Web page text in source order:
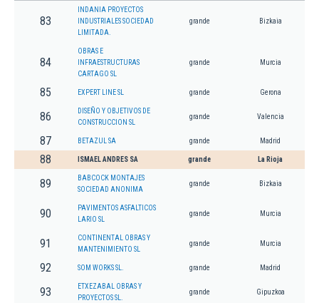
83
INDANIA PROYECTOS
INDUSTRIALES SOCIEDAD
LIMITADA.
grande Bizkaia
84
OBRAS E
INFRAESTRUCTURAS
CARTAGO SL
grande Murcia
85 EXPERT LINE SL grande Gerona
86
DISEÑO Y OBJETIVOS DE
CONSTRUCCION SL
grande Valencia
87 BETAZUL SA grande Madrid
88 ISMAEL ANDRES SA grande La Rioja
89
BABCOCK MONTAJES
SOCIEDAD ANONIMA
grande Bizkaia
90
PAVIMENTOS ASFALTICOS
LARIO SL
grande Murcia
91
CONTINENTAL OBRAS Y
MANTENIMIENTO SL
grande Murcia
92 SOM WORKS SL. grande Madrid
93
ETXEZABAL OBRAS Y
PROYECTOS SL.
grande Gipuzkoa